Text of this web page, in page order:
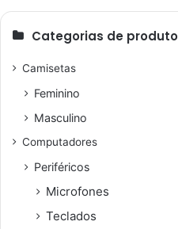
Categorias de produto
Camisetas
Feminino
Masculino
Computadores
Periféricos
Microfones
Teclados